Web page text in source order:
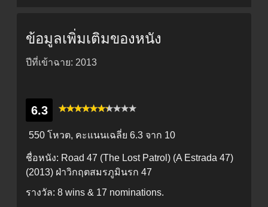
ข้อมูลเพิ่มเติมของหนัง
ปีที่เข้าฉาย: 2013
6.3
550 โหวต, คะแนนเฉลี่ย 6.3 จาก 10
ชื่อหนัง: Road 47 (The Lost Patrol) (A Estrada 47)
(2013) ฝ่าวิกฤตสมรภูมินรก 47
รางวัล: 8 wins & 17 nominations.